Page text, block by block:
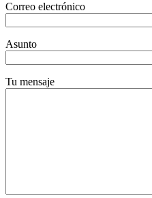
Correo electrónico
Asunto
Tu mensaje